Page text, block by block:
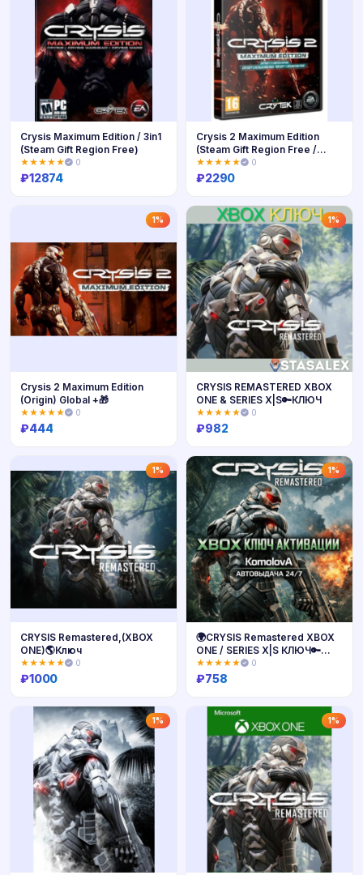
Crysis Maximum Edition / 3in1
(Steam Gift Region Free)
★★★★★ 0
₽12874
Купить
Crysis 2 Maximum Edition
(Steam Gift Region Free /
ROW)
★★★★★ 0
₽2290
1%
Купить
Crysis 2 Maximum Edition
(Origin) Global +🎁
★★★★★ 0
₽444
1%
Купить
CRYSIS REMASTERED XBOX
ONE & SERIES X|S🔑КЛЮЧ
★★★★★ 0
₽982
1%
Купить
CRYSIS Remastered,(XBOX
ONE)🌎Ключ
★★★★★ 0
₽1000
1%
🌍CRYSIS Remastered XBOX
ONE / SERIES X|S КЛЮЧ🔑
+GIFT🎁
★★★★★ 0
₽758
1% 1%